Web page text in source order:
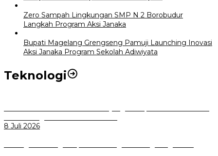
Zero Sampah Lingkungan SMP N 2 Borobudur
Langkah Program Aksi Janaka
Bupati Magelang Grengseng Pamuji Launching Inovasi
Aksi Janaka Program Sekolah Adiwiyata
Teknologi
8 Juli 2026